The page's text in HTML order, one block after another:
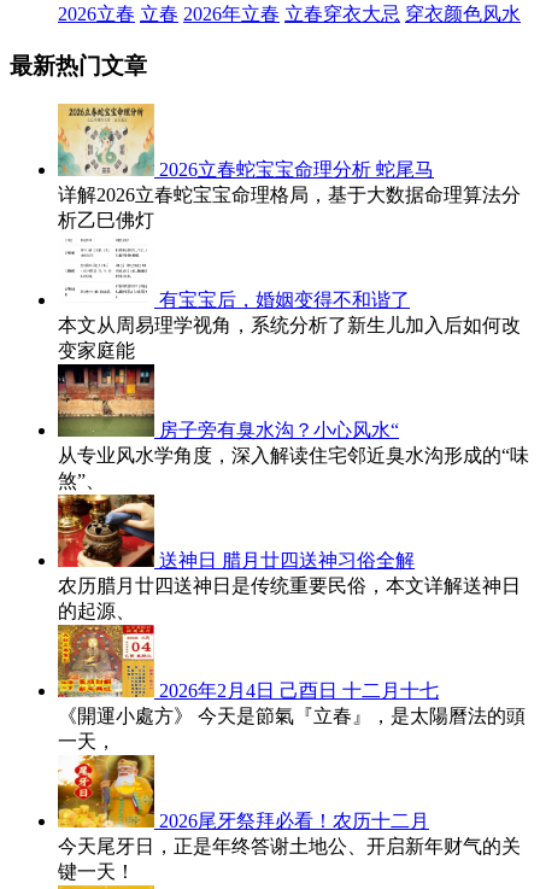
2026立春 立春 2026年立春 立春穿衣大忌 穿衣颜色风水
最新热门文章
2026立春蛇宝宝命理分析 蛇尾马
详解2026立春蛇宝宝命理格局，基于大数据命理算法分
析乙巳佛灯
有宝宝后，婚姻变得不和谐了
本文从周易理学视角，系统分析了新生儿加入后如何改
变家庭能
房子旁有臭水沟？小心风水“
从专业风水学角度，深入解读住宅邻近臭水沟形成的“味
煞”、
送神日 腊月廿四送神习俗全解
农历腊月廿四送神日是传统重要民俗，本文详解送神日
的起源、
2026年2月4日 己酉日 十二月十七
《開運小處方》 今天是節氣『立春』，是太陽曆法的頭
一天，
2026尾牙祭拜必看！农历十二月
今天尾牙日，正是年终答谢土地公、开启新年财气的关
键一天！